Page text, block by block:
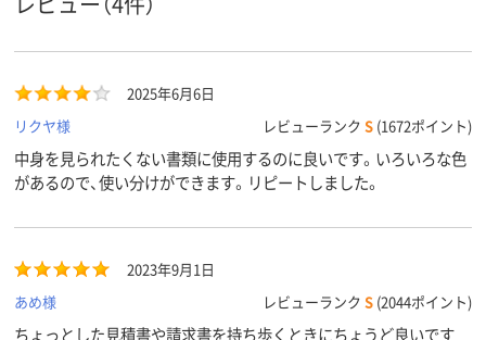
2025年6月6日
リクヤ様
レビューランク S (1672ポイント)
中身を見られたくない書類に使用するのに良いです。いろいろな色
があるので、使い分けができます。リピートしました。
2023年9月1日
あめ様
レビューランク S (2044ポイント)
ちょっとした見積書や請求書を持ち歩くときにちょうど良いです